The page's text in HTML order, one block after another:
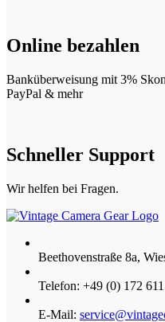
Online bezahlen
Banküberweisung mit 3%
PayPal & mehr
Schneller Support
Wir helfen bei Fragen.
Beethovenstraße 8a,
Telefon: +49 (0) 172
E-Mail: